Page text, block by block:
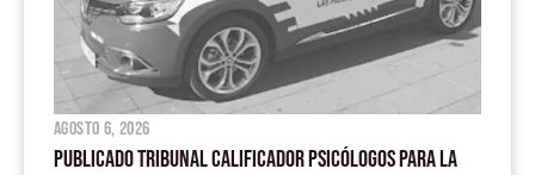
agosto 6, 2026
PUBLICADO TRIBUNAL CALIFICADOR PSICÓLOGOS PARA LA